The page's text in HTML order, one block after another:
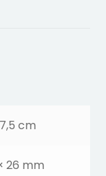
cm
26 mm